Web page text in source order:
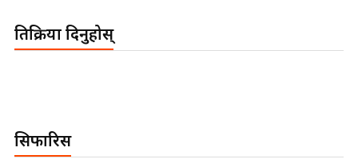
प्रतिक्रिया दिनुहोस्
सिफारिस